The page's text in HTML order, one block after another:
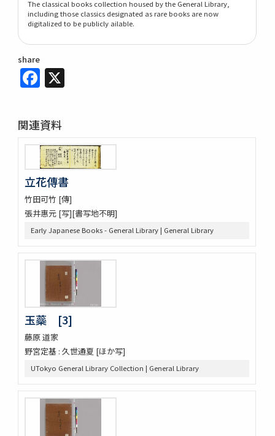
The classical books collection housed by the General Library,
including those classics designated as rare books are now
digitalized to be publicly ailable.
share
Facebook
関連資料
立花傳書
竹田可竹 [傳]
張井惠元 [写][書写地不明]
Early Japanese Books - General Library | General Library
玉蘂 [3]
藤原 道家
野宮定基 : 久世通夏 [ほか写]
UTokyo General Library Collection | General Library